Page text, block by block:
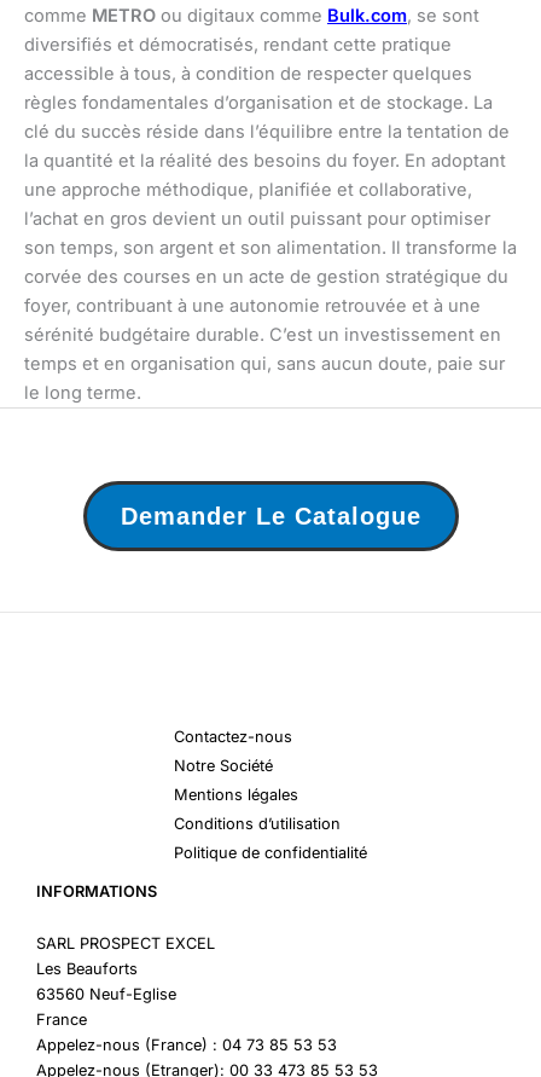
comme METRO ou digitaux comme Bulk.com, se sont
diversifiés et démocratisés, rendant cette pratique
accessible à tous, à condition de respecter quelques
règles fondamentales d’organisation et de stockage. La
clé du succès réside dans l’équilibre entre la tentation de
la quantité et la réalité des besoins du foyer. En adoptant
une approche méthodique, planifiée et collaborative,
l’achat en gros devient un outil puissant pour optimiser
son temps, son argent et son alimentation. Il transforme la
corvée des courses en un acte de gestion stratégique du
foyer, contribuant à une autonomie retrouvée et à une
sérénité budgétaire durable. C’est un investissement en
temps et en organisation qui, sans aucun doute, paie sur
le long terme.
Demander Le Catalogue
Contactez-nous
Notre Société
Mentions légales
Conditions d’utilisation
Politique de confidentialité
INFORMATIONS
SARL PROSPECT EXCEL
Les Beauforts
63560 Neuf-Eglise
France
Appelez-nous (France) : 04 73 85 53 53
Appelez-nous (Etranger): 00 33 473 85 53 53